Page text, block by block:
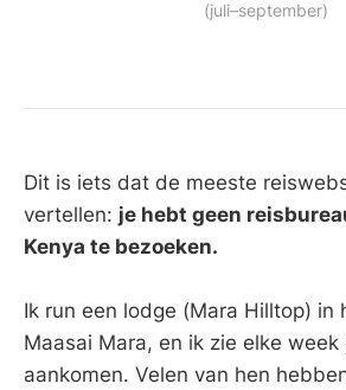
(juli–september)
Dit is iets dat de meeste
vertellen: je hebt geen
Kenya te bezoeken.
Ik run een lodge (Mara Hilltop) in
Maasai Mara, en ik zie elke week
aankomen. Velen van hen